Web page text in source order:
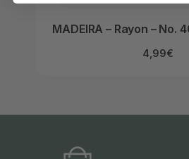
MADEIRA – Rayon – No.
4,99€